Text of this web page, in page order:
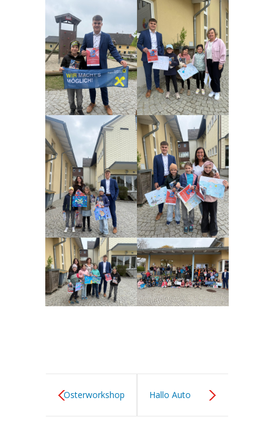
Beiträge
-- 2024/2025
-- 2023/2024
Schülereinschreibung
-- Schülereinschreibung
-- Schulanfänger:innen Informationen
Daten
-- Kontakt I Impressum
-- Datenschutz
Osterworkshop Hallo Auto